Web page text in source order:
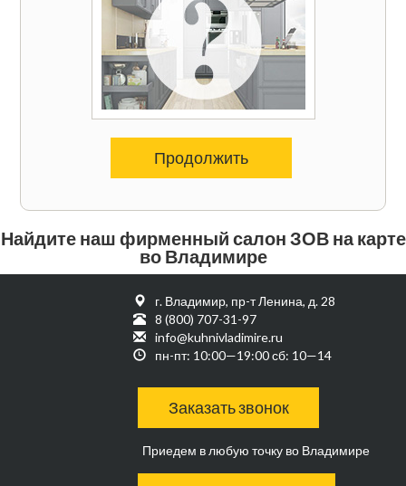
Продолжить
Найдите наш фирменный салон ЗОВ на карте
во Владимире
г. Владимир, пр-т Ленина, д. 28
8 (800) 707-31-97
info@kuhnivladimire.ru
пн-пт: 10:00—19:00 сб: 10—14
Заказать звонок
Приедем в любую точку во Владимире